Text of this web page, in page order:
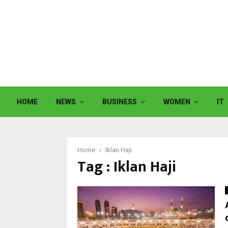
HOME NEWS BUSINESS WOMEN IT
Home Iklan Haji
Tag : Iklan Haji